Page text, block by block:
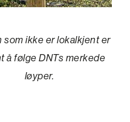
som ikke er lokalkjent er
å følge DNTs merkede
løyper.